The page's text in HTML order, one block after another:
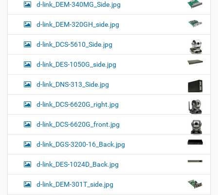
d-link_DEM-340MG_Side.jpg
d-link_DEM-320GH_side.jpg
d-link_DCS-5610_Side.jpg
d-link_DES-1050G_side.jpg
d-link_DNS-313_Side.jpg
d-link_DCS-6620G_right.jpg
d-link_DCS-6620G_front.jpg
d-link_DGS-3200-16_Back.jpg
d-link_DES-1024D_Back.jpg
d-link_DEM-301T_side.jpg